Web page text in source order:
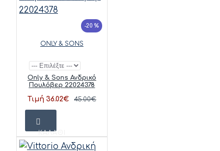
-20 %
ONLY & SONS
Only & Sons Ανδρικό
Πουλόβερ 22024378
Τιμή 36.02€ 45.00€
ΚΑΛΆΘΙ